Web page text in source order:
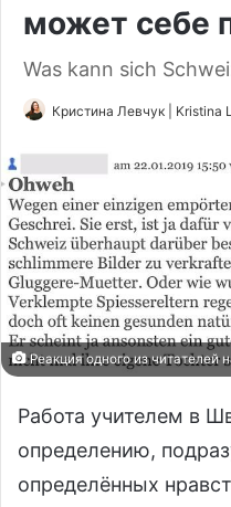
может себе
Was kann sich
Кристина Левчук | Kristina
Реакция одного из читателей
Работа учителем в
определению,
определённых